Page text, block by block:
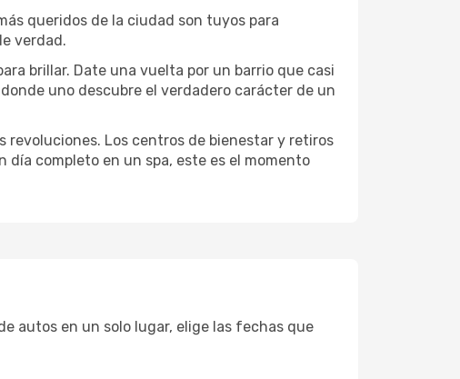
queridos de la ciudad son tuyos para
verdad.
brillar. Date una vuelta por un barrio que casi
uno descubre el verdadero carácter de un
revoluciones. Los centros de bienestar y retiros
día completo en un spa, este es el momento
autos en un solo lugar, elige las fechas que